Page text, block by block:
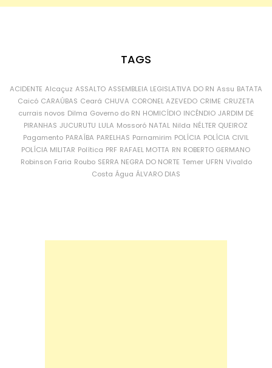
TAGS
ACIDENTE Alcaçuz ASSALTO ASSEMBLEIA LEGISLATIVA DO RN Assu BATATA
Caicó CARAÚBAS Ceará CHUVA CORONEL AZEVEDO CRIME CRUZETA
currais novos Dilma Governo do RN HOMICÍDIO INCÊNDIO JARDIM DE
PIRANHAS JUCURUTU LULA Mossoró NATAL Nilda NÉLTER QUEIROZ
Pagamento PARAÍBA PARELHAS Parnamirim POLÍCIA POLÍCIA CIVIL
POLÍCIA MILITAR Política PRF RAFAEL MOTTA RN ROBERTO GERMANO
Robinson Faria Roubo SERRA NEGRA DO NORTE Temer UFRN Vivaldo
Costa Água ÁLVARO DIAS